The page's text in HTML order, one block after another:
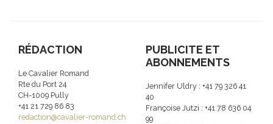
RÉDACTION
Le Cavalier Romand
Rte du Port 24
CH-1009 Pully
+41 21 729 86 83
redaction@cavalier-romand.ch
PUBLICITE ET
ABONNEMENTS
Jennifer Uldry : +41 79 326 41
40
Françoise Jutzi : +41 78 636 04
99